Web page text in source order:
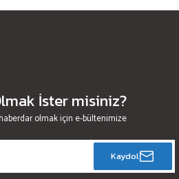
İster misiniz?
olmak için e-bültenimize
Kaydol